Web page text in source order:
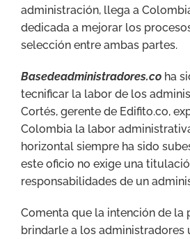
administración, llega a
dedicada a mejorar los
selección entre ambas partes.
Basedeadministradores.co ha
tecnificar la labor de los
Cortés, gerente de Edifito.co,
Colombia la labor
horizontal siempre ha sido
este oficio no exige una
responsabilidades de un
Comenta que la intención de la
brindarle a los administradores